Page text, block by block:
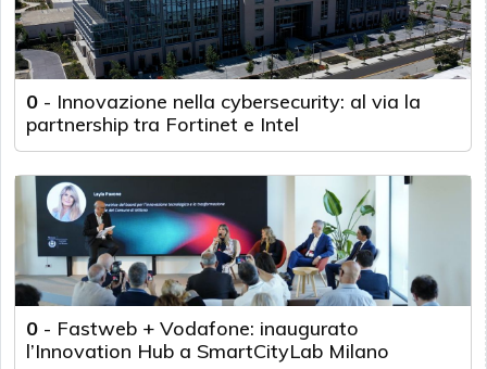
0 - Innovazione nella cybersecurity: al via la
partnership tra Fortinet e Intel
0 - Fastweb + Vodafone: inaugurato
l’Innovation Hub a SmartCityLab Milano